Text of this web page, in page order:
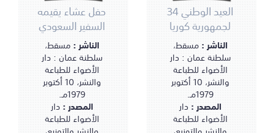
حفل عشاء يقيمه
السفير السعودي
الناشر :مسقط،
سلطنة عمان : دار
الأضواء للطباعة
والنشر، 10 أكتوبر
1979مـ.
المصدر : دار
الأضواء للطباعة
العيد الوطني 34
لجمهورية كوريا
الناشر :مسقط،
سلطنة عمان : دار
الأضواء للطباعة
والنشر، 10 أكتوبر
1979مـ.
المصدر : دار
الأضواء للطباعة